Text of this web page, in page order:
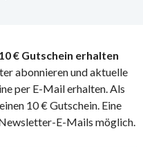
€ Gutschein erhalten
abonnieren und aktuelle
per E-Mail erhalten. Als
10 € Gutschein. Eine
E-Mails möglich.